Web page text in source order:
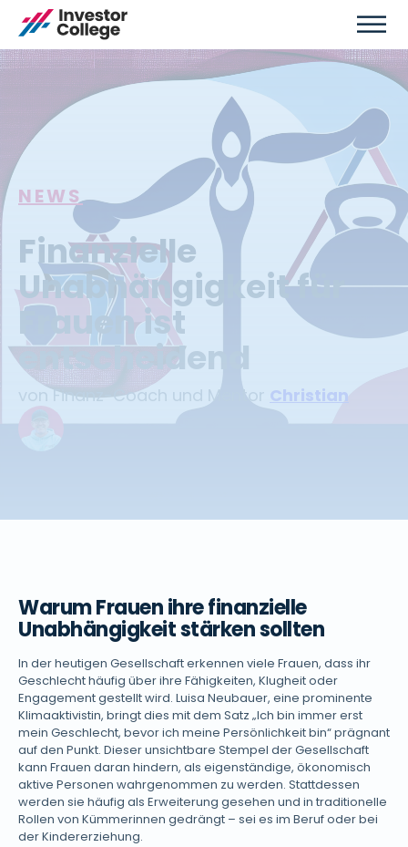
NEWS
Finanzielle
Unabhängigkeit für
Frauen ist
entscheidend
von Finanz-Coach und Mentor Christian
Warum Frauen ihre finanzielle
Unabhängigkeit stärken sollten
In der heutigen Gesellschaft erkennen viele Frauen, dass ihr
Geschlecht häufig über ihre Fähigkeiten, Klugheit oder
Engagement gestellt wird. Luisa Neubauer, eine prominente
Klimaaktivistin, bringt dies mit dem Satz „Ich bin immer erst
mein Geschlecht, bevor ich meine Persönlichkeit bin“ prägnant
auf den Punkt. Dieser unsichtbare Stempel der Gesellschaft
kann Frauen daran hindern, als eigenständige, ökonomisch
aktive Personen wahrgenommen zu werden. Stattdessen
werden sie häufig als Erweiterung gesehen und in traditionelle
Rollen von Kümmerinnen gedrängt – sei es im Beruf oder bei
der Kindererziehung.